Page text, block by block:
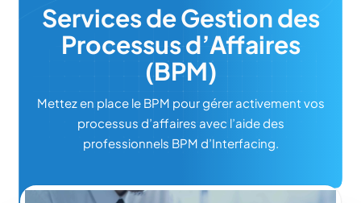
Services de Gestion des
Processus d’Affaires
(BPM)
Mettez en place le BPM pour gérer activement vos
processus d’affaires avec l’aide des
professionnels BPM d’Interfacing.